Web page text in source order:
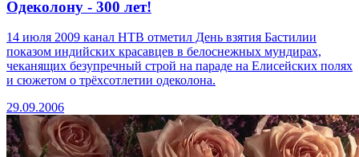
Одеколону - 300 лет!
14 июля 2009 канал НТВ отметил День взятия Бастилии
показом индийских красавцев в белоснежных мундирах,
чеканящих безупречный строй на параде на Елисейских полях
и сюжетом о трёхсотлетии одеколона.
29.09.2006